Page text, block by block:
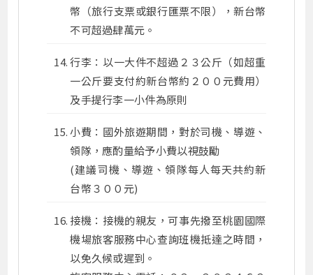
幣（旅行支票或銀行匯票不限），新台幣
不可超過肆萬元。
行李：以一大件不超過２３公斤（如超重
一公斤要支付約新台幣約２００元費用）
及手提行李一小件為原則
小費：國外旅遊期間，對於司機、導遊、
領隊，應酌量給予小費以視鼓勵
(建議司機、導遊、領隊每人每天共約新
台幣３００元)
接機：接機的親友，可事先撥至桃園國際
機場旅客服務中心查詢班機抵達之時間，
以免久候或遲到。